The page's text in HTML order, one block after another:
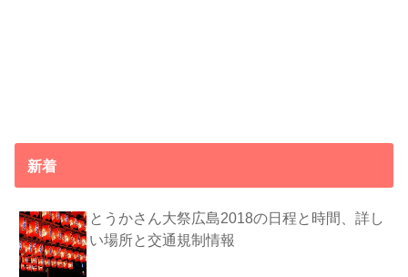
新着
とうかさん大祭広島2018の日程と時間、詳し
い場所と交通規制情報